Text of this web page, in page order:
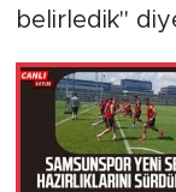
belirledik"